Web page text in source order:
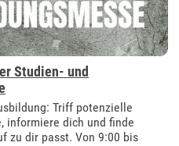
Studien- und
Triff potenzielle
informiere dich und finde
zu dir passt. Von 9:00 bis